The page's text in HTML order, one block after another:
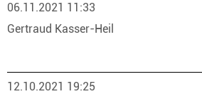
06.11.2021 11:33
Gertraud Kasser-Heil
12.10.2021 19:25